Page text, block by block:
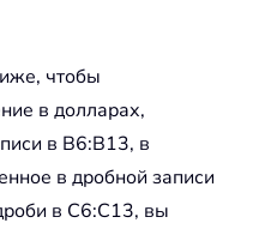
чтобы
в долларах,
в B6:B13, в
в дробной записи
в C6:C13, вы